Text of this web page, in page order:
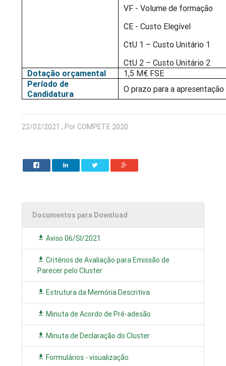
VF - Volume de formação
CE - Custo Elegível
CtU 1 – Custo Unitário 1
CtU 2 – Custo Unitário 2
Dotação orçamental
1,5 M€ FSE
Período de
Candidatura
O prazo para a
22/02/2021 , Por COMPETE 2020
Documentos para Download
Aviso 06/SI/2021
Critérios de Avaliação para Emissão de
Parecer pelo Cluster
Estrutura da Memória Descritiva
Minuta de Acordo de Pré-adesão
Minuta de Declaração do Cluster
Formulários - visualização